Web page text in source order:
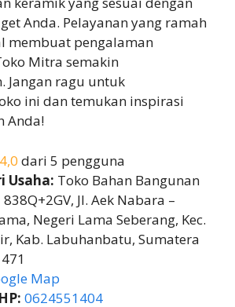
Anda. Pelayanan yang ramah
membuat pengalaman
Mitra semakin
Jangan ragu untuk
ini dan temukan inspirasi
Anda!
4,0 dari 5 pengguna
Usaha: Toko Bahan Bangunan
838Q+2GV, Jl. Aek Nabara –
Negeri Lama Seberang, Kec.
Kab. Labuhanbatu, Sumatera
Map
0624551404